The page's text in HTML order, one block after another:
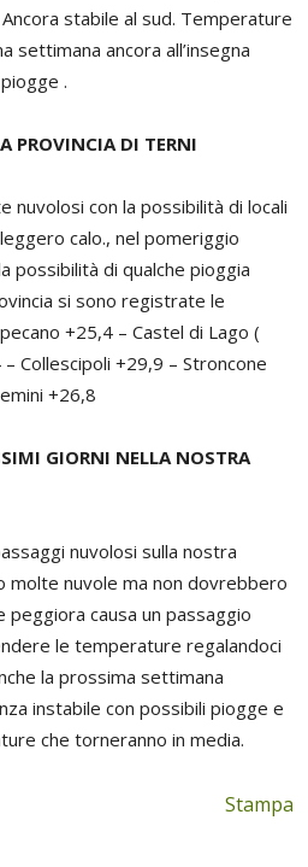
stabile al sud. Temperature
settimana ancora all’insegna
.
PROVINCIA DI TERNI
nuvolosi con la possibilità di locali
calo., nel pomeriggio
possibilità di qualche pioggia
si sono registrate le
+25,4 – Castel di Lago (
Collescipoli +29,9 – Stroncone
+26,8
GIORNI NELLA NOSTRA
nuvolosi sulla nostra
molte nuvole ma non dovrebbero
causa un passaggio
le temperature regalandoci
la prossima settimana
instabile con possibili piogge e
che torneranno in media.
Stampa